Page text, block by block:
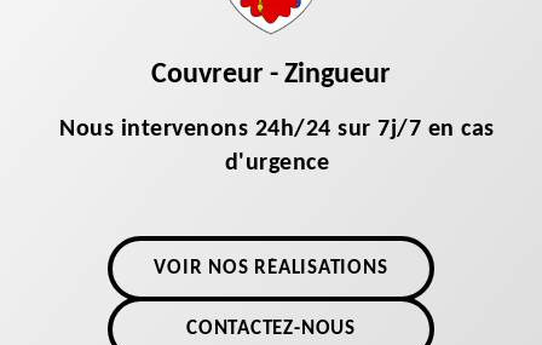
Couvreur - Zingueur
Nous intervenons 24h/24 sur 7j/7 en cas
d'urgence
VOIR NOS RÉALISATIONS
CONTACTEZ-NOUS